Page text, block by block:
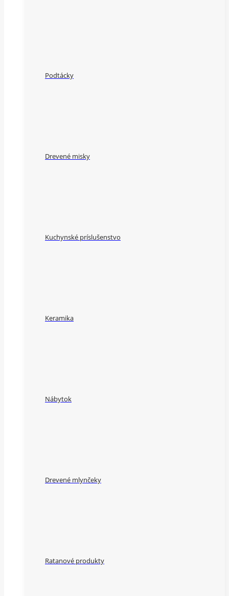
Podtácky
Drevené misky
Kuchynské príslušenstvo
Keramika
Nábytok
Drevené mlynčeky
Ratanové produkty